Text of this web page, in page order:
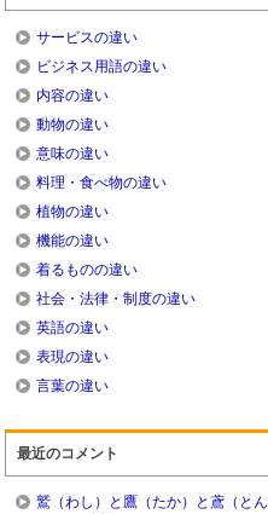
サービスの違い
ビジネス用語の違い
内容の違い
動物の違い
意味の違い
料理・食べ物の違い
植物の違い
機能の違い
着るものの違い
社会・法律・制度の違い
英語の違い
表現の違い
言葉の違い
最近のコメント
鷲（わし）と鷹（たか）と鳶（と